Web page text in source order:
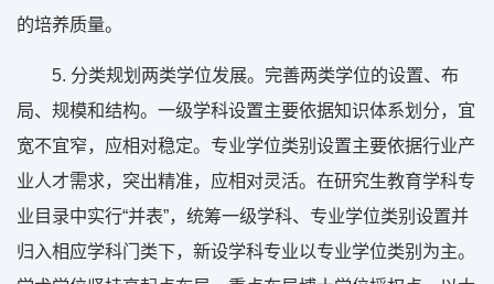
的培养质量。
5. 分类规划两类学位发展。完善两类学位的设置、布
局、规模和结构。一级学科设置主要依据知识体系划分，宜
宽不宜窄，应相对稳定。专业学位类别设置主要依据行业产
业人才需求，突出精准，应相对灵活。在研究生教育学科专
业目录中实行“并表”，统筹一级学科、专业学位类别设置并
归入相应学科门类下，新设学科专业以专业学位类别为主。